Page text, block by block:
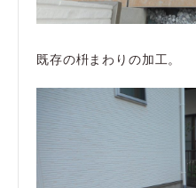
既存の枡まわりの加工。